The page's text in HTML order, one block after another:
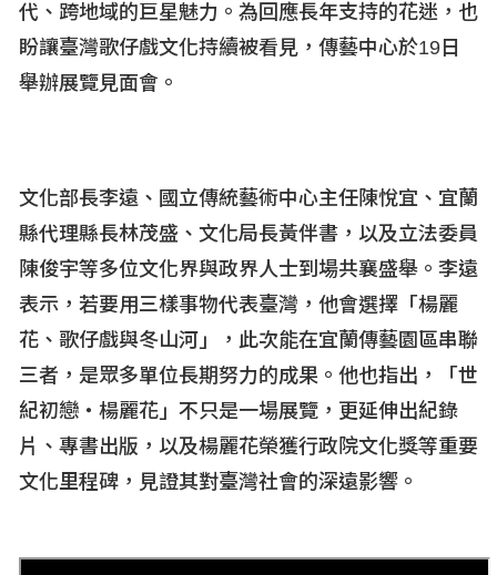
代、跨地域的巨星魅力。為回應長年支持的花迷，也
盼讓臺灣歌仔戲文化持續被看見，傳藝中心於19 日
舉辦展覽見面會。
文化部長李遠、國立傳統藝術中心主任陳悅宜、宜蘭
縣代理縣長林茂盛、文化局長黃伴書，以及立法委員
陳俊宇等多位文化界與政界人士到場共襄盛舉。李遠
表示，若要用三樣事物代表臺灣，他會選擇「楊麗
花、歌仔戲與冬山河」，此次能在宜蘭傳藝園區串聯
三者，是眾多單位長期努力的成果。他也指出，「世
紀初戀 ‧ 楊麗花」不只是一場展覽，更延伸出紀錄
片、專書出版，以及楊麗花榮獲行政院文化獎等重要
文化里程碑，見證其對臺灣社會的深遠影響。